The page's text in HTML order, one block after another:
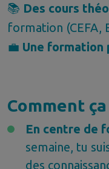
📚 Des cours
formation (CEFA,
💼 Une formation
Comment
En centre de
semaine, tu
des